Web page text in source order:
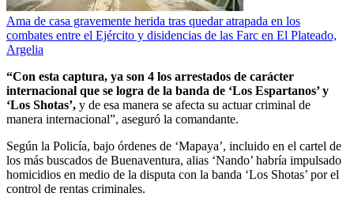
Ama de casa gravemente herida tras quedar atrapada en los
combates entre el Ejército y disidencias de las Farc en El Plateado,
Argelia
“Con esta captura, ya son 4 los arrestados de carácter
internacional que se logra de la banda de ‘Los Espartanos’ y
‘Los Shotas’, y de esa manera se afecta su actuar criminal de
manera internacional”, aseguró la comandante.
Según la Policía, bajo órdenes de ‘Mapaya’, incluido en el cartel de
los más buscados de Buenaventura, alias ‘Nando’ habría impulsado
homicidios en medio de la disputa con la banda ‘Los Shotas’ por el
control de rentas criminales.